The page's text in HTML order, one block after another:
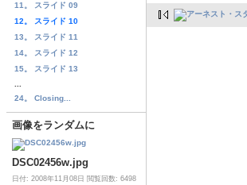
11。 スライド 09
12。 スライド 10
13。 スライド 11
14。 スライド 12
15。 スライド 13
24。 Closing...
画像をランダムに
DSC02456w.jpg
日付: 2008年11月08日 閲覧回数: 6498